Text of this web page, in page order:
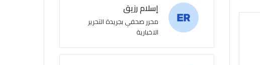
إسلام رزيق
محرر صحفي بجريدة التحرير
الاخبارية